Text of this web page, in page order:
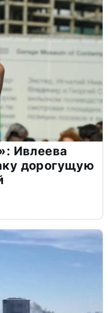
Ивлеева
дорогущую